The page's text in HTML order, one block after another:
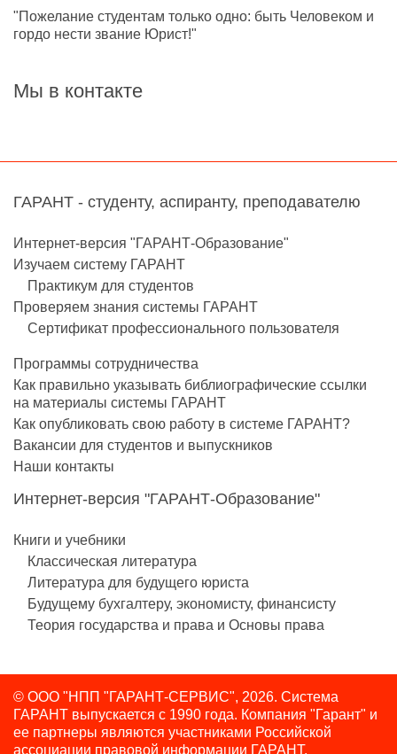
"Пожелание студентам только одно: быть Человеком и
гордо нести звание Юрист!"
Мы в контакте
ГАРАНТ - студенту, аспиранту, преподавателю
Интернет-версия "ГАРАНТ-Образование"
Изучаем систему ГАРАНТ
Практикум для студентов
Проверяем знания системы ГАРАНТ
Сертификат профессионального пользователя
Программы сотрудничества
Как правильно указывать библиографические ссылки
на материалы системы ГАРАНТ
Как опубликовать свою работу в системе ГАРАНТ?
Вакансии для студентов и выпускников
Наши контакты
Интернет-версия "ГАРАНТ-Образование"
Книги и учебники
Классическая литература
Литература для будущего юриста
Будущему бухгалтеру, экономисту, финансисту
Теория государства и права и Основы права
© ООО "НПП "ГАРАНТ-СЕРВИС", 2026. Система
ГАРАНТ выпускается с 1990 года. Компания "Гарант" и
ее партнеры являются участниками Российской
ассоциации правовой информации ГАРАНТ.